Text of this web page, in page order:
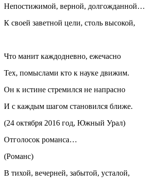
Непостижимой, верной, долгожданной…
К своей заветной цели, столь высокой,
Что манит каждодневно, ежечасно
Тех, помыслами кто к науке движим.
Он к истине стремился не напрасно
И с каждым шагом становился ближе.
(24 октября 2016 год, Южный Урал)
Отголосок романса…
(Романс)
В тихой, вечерней, забытой, усталой,